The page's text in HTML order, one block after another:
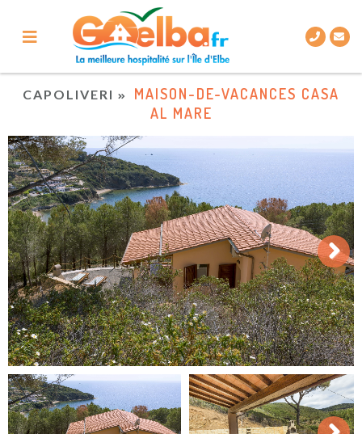
CAPOLIVERI
MAISON-DE-VACANCES CASA
AL MARE
Next